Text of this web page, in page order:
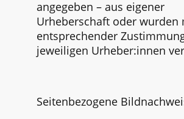
angegeben – aus eigener
Urheberschaft oder wurden
entsprechender
jeweiligen Urheber:innen
Seitenbezogene